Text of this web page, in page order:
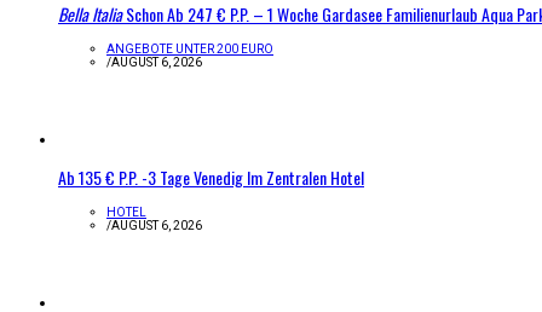
Bella ItaliaSchon Ab 247 € P.P. – 1 Woche Gardasee Familienurlaub Aqua
ANGEBOTE UNTER 200 EURO
/AUGUST 6, 2026
Ab 135 € P.P. -3 Tage Venedig Im Zentralen Hotel
HOTEL
/AUGUST 6, 2026